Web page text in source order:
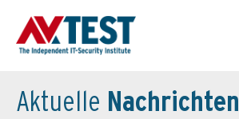
Aktuelle Nachrichten